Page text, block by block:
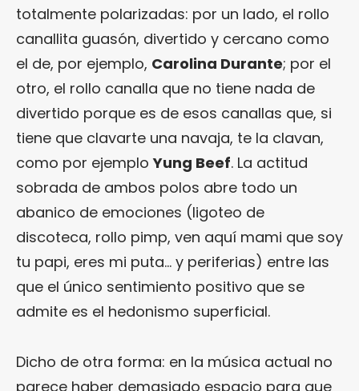
totalmente polarizadas: por un lado, el rollo
canallita guasón, divertido y cercano como
el de, por ejemplo, Carolina Durante; por el
otro, el rollo canalla que no tiene nada de
divertido porque es de esos canallas que, si
tiene que clavarte una navaja, te la clavan,
como por ejemploYung Beef. La actitud
sobrada de ambos polos abre todo un
abanico de emociones (ligoteo de
discoteca, rollo pimp, ven aquí mami que soy
tu papi, eres mi puta… y periferias) entre las
que el único sentimiento positivo que se
admite es el hedonismo superficial.
Dicho de otra forma: en la música actual no
parece haber demasiado espacio para que